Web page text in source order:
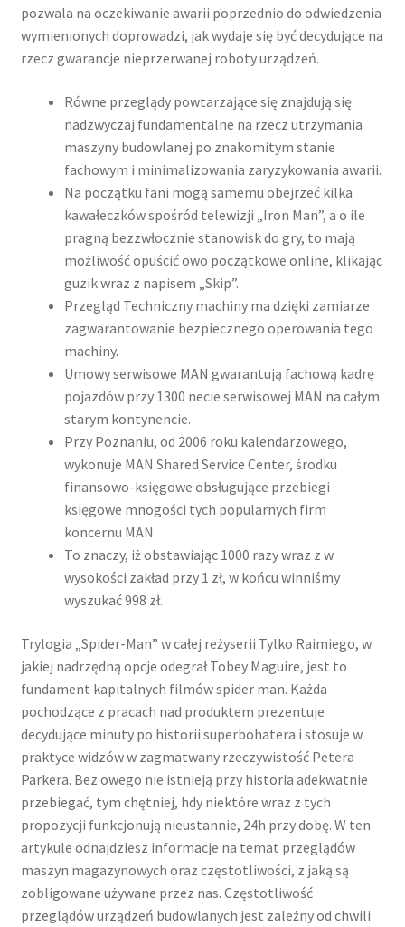
pozwala na oczekiwanie awarii poprzednio do odwiedzenia
wymienionych doprowadzi, jak wydaje się być decydujące na
rzecz gwarancje nieprzerwanej roboty urządzeń.
Równe przeglądy powtarzające się znajdują się
nadzwyczaj fundamentalne na rzecz utrzymania
maszyny budowlanej po znakomitym stanie
fachowym i minimalizowania zaryzykowania awarii.
Na początku fani mogą samemu obejrzeć kilka
kawałeczków spośród telewizji „Iron Man”, a o ile
pragną bezzwłocznie stanowisk do gry, to mają
możliwość opuścić owo początkowe online, klikając
guzik wraz z napisem „Skip”.
Przegląd Techniczny machiny ma dzięki zamiarze
zagwarantowanie bezpiecznego operowania tego
machiny.
Umowy serwisowe MAN gwarantują fachową kadrę
pojazdów przy 1300 necie serwisowej MAN na całym
starym kontynencie.
Przy Poznaniu, od 2006 roku kalendarzowego,
wykonuje MAN Shared Service Center, środku
finansowo-księgowe obsługujące przebiegi
księgowe mnogości tych popularnych firm
koncernu MAN.
To znaczy, iż obstawiając 1000 razy wraz z w
wysokości zakład przy 1 zł, w końcu winniśmy
wyszukać 998 zł.
Trylogia „Spider-Man” w całej reżyserii Tylko Raimiego, w
jakiej nadrzędną opcje odegrał Tobey Maguire, jest to
fundament kapitalnych filmów spider man. Każda
pochodzące z pracach nad produktem prezentuje
decydujące minuty po historii superbohatera i stosuje w
praktyce widzów w zagmatwany rzeczywistość Petera
Parkera. Bez owego nie istnieją przy historia adekwatnie
przebiegać, tym chętniej, hdy niektóre wraz z tych
propozycji funkcjonują nieustannie, 24h przy dobę. W ten
artykule odnajdziesz informacje na temat przeglądów
maszyn magazynowych oraz częstotliwości, z jaką są
zobligowane używane przez nas. Częstotliwość
przeglądów urządzeń budowlanych jest zależny od chwili